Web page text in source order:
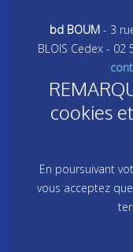
bd BOUM- 3
BLOIS Cedex - 02
cookies
En poursuivant
vous acceptez